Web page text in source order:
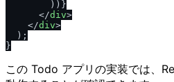
        ))}
</div>
</div>
  );
この Todo アプリの実装では、